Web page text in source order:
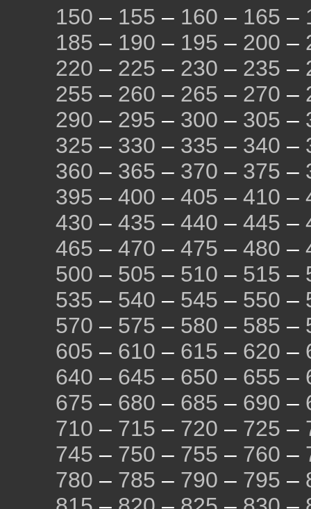
150 – 155 – 160 – 165 –
185 – 190 – 195 – 200 –
220 – 225 – 230 – 235 –
255 – 260 – 265 – 270 –
290 – 295 – 300 – 305 –
325 – 330 – 335 – 340 –
360 – 365 – 370 – 375 –
395 – 400 – 405 – 410 –
430 – 435 – 440 – 445 –
465 – 470 – 475 – 480 –
500 – 505 – 510 – 515 –
535 – 540 – 545 – 550 –
570 – 575 – 580 – 585 –
605 – 610 – 615 – 620 –
640 – 645 – 650 – 655 –
675 – 680 – 685 – 690 –
710 – 715 – 720 – 725 –
745 – 750 – 755 – 760 –
780 – 785 – 790 – 795 –